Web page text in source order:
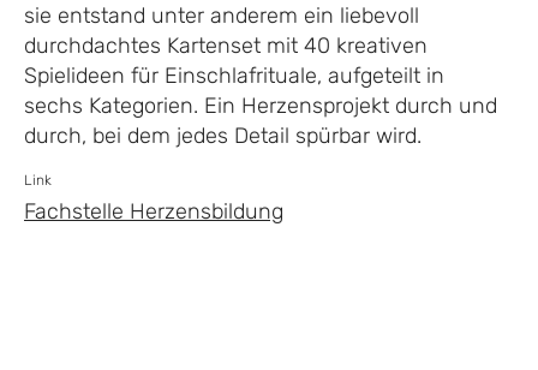
sie entstand unter anderem ein liebevoll
durchdachtes Kartenset mit 40 kreativen
Spielideen für Einschlafrituale, aufgeteilt in
sechs Kategorien. Ein Herzensprojekt durch und
durch, bei dem jedes Detail spürbar wird.
Link
Fachstelle Herzensbildung